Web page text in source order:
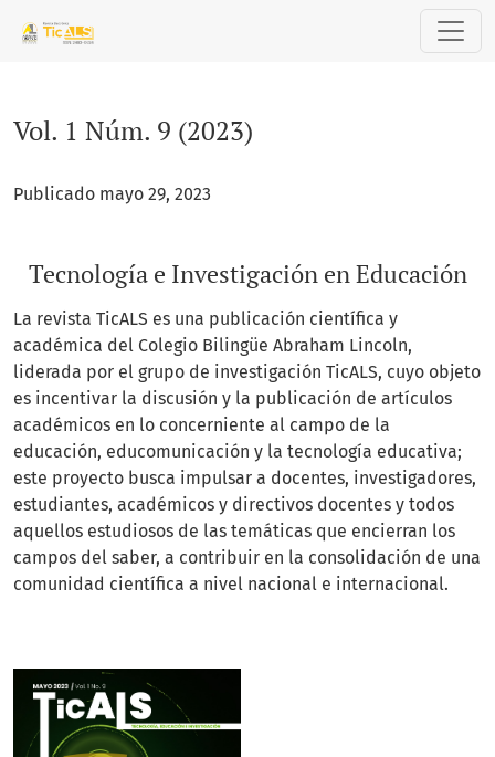
Vol. 1 Núm. 9 (2023): Tecnología e Investigación en
Vol. 1 Núm. 9 (2023)
Publicado mayo 29, 2023
Tecnología e Investigación en Educación
La revista TicALS es una publicación científica y
académica del Colegio Bilingüe Abraham Lincoln,
liderada por el grupo de investigación TicALS, cuyo objeto
es incentivar la discusión y la publicación de artículos
académicos en lo concerniente al campo de la
educación, educomunicación y la tecnología educativa;
este proyecto busca impulsar a docentes, investigadores,
estudiantes, académicos y directivos docentes y todos
aquellos estudiosos de las temáticas que encierran los
campos del saber, a contribuir en la consolidación de una
comunidad científica a nivel nacional e internacional.